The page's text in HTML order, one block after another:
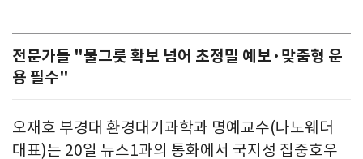
전문가들 "물그릇 확보 넘어 초정밀 예보·맞춤형 운
용 필수"
오재호 부경대 환경대기과학과 명예교수(나노웨더
대표)는 20일 뉴스1과의 통화에서 국지성 집중호우